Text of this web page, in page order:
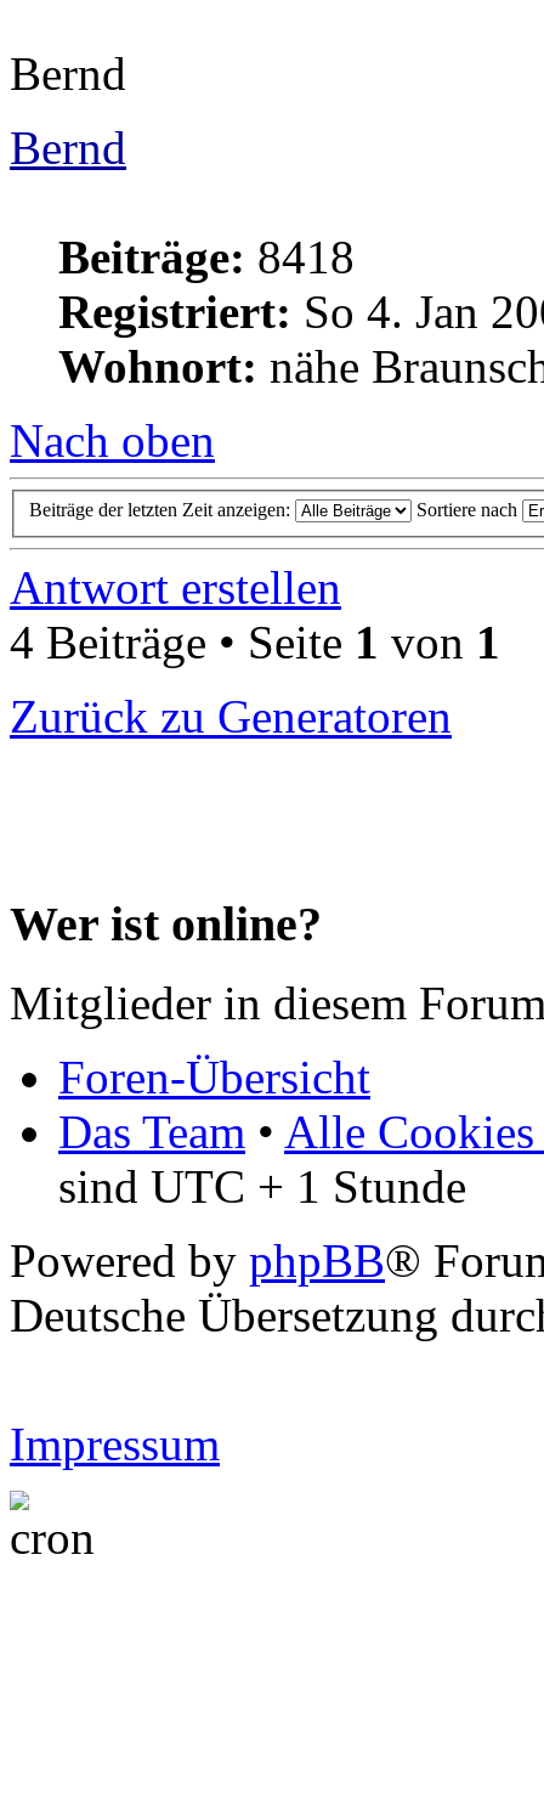
Bernd
Bernd
Beiträge: 8418
Registriert: So 4. Jan
Wohnort: nähe
Nach oben
Beiträge der letzten Zeit anzeigen: Sortiere nach
Antwort erstellen
4 Beiträge • Seite 1 von 1
Zurück zu Generatoren
Wer ist online?
Mitglieder in diesem
Foren-Übersicht
Das Team • Alle Cookies
sind UTC + 1 Stunde
Powered by phpBB®
Deutsche Übersetzung
Impressum